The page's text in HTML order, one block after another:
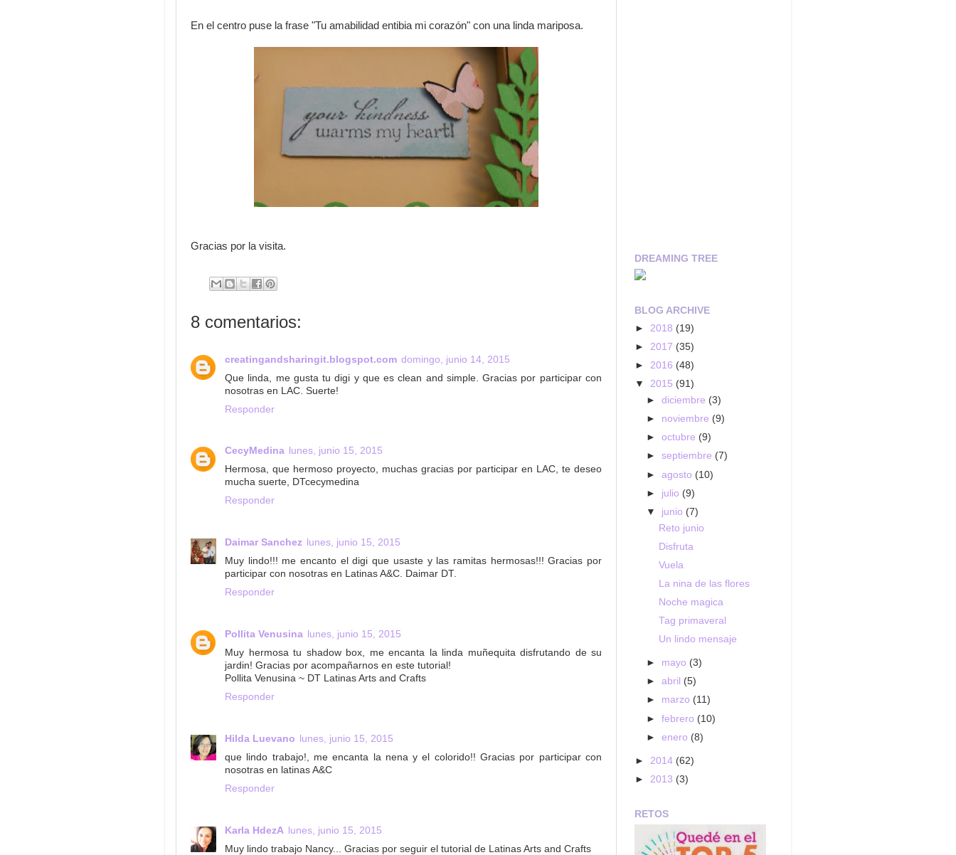
En el centro puse la frase "Tu amabilidad entibia mi corazón" con una linda mariposa.
Gracias por la visita.
8 comentarios:
creatingandsharingit.blogspot.com domingo, junio 14, 2015
Que linda, me gusta tu digi y que es clean and simple. Gracias por participar con
nosotras en LAC. Suerte!
Responder
CecyMedina
lunes, junio 15, 2015
Hermosa, que hermoso proyecto, muchas gracias por participar en LAC, te deseo
mucha suerte, DTcecymedina
Responder
Daimar Sanchez
lunes, junio 15, 2015
Muy lindo!!! me encanto el digi que usaste y las ramitas hermosas!!! Gracias por
participar con nosotras en Latinas A&C. Daimar DT.
Responder
Pollita Venusina
lunes, junio 15, 2015
Muy hermosa tu shadow box, me encanta la linda muñequita disfrutando de su
jardin! Gracias por acompañarnos en este tutorial!
Pollita Venusina ~ DT Latinas Arts and Crafts
Responder
Hilda Luevano
lunes, junio 15, 2015
que lindo trabajo!, me encanta la nena y el colorido!! Gracias por participar con
nosotras en latinas A&C
Responder
Karla HdezA
lunes, junio 15, 2015
Muy lindo trabajo Nancy... Gracias por seguir el tutorial de Latinas Arts and Crafts
DREAMING TREE
BLOG ARCHIVE
► 2018 (19)
► 2017 (35)
► 2016 (48)
▼ 2015 (91)
►diciembre (3)
► noviembre (9)
►octubre (9)
►septiembre (7)
►agosto (10)
► julio (9)
▼ junio (7)
Reto junio
Disfruta
Vuela
La nina de las flores
Noche magica
Tag primaveral
Un lindo mensaje
► mayo (3)
►abril (5)
► marzo (11)
►febrero (10)
►enero (8)
► 2014 (62)
► 2013 (3)
RETOS